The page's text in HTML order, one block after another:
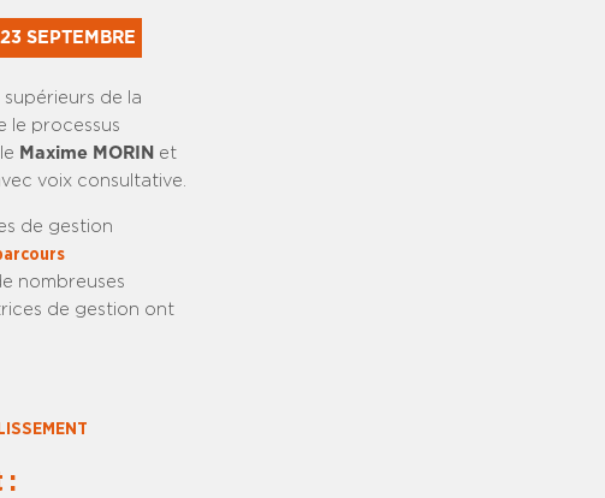
SEPTEMBRE
de la
le processus
Maxime MORIN et
voix consultative.
de gestion
nombreuses
de gestion ont
: